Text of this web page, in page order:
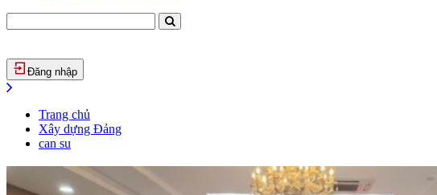
Đăng nhập
Trang chủ
Xây dựng Đảng
can su